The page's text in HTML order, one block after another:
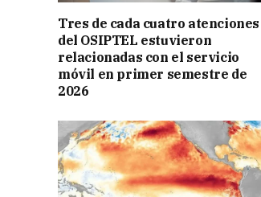
Tres de cada cuatro atenciones
del OSIPTEL estuvieron
relacionadas con el servicio
móvil en primer semestre de
2026